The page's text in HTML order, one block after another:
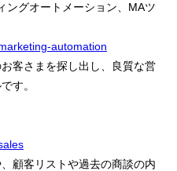
グオートメーション、MAツ
automation
客さまを探し出し、良質な営
す。
顧客リストや過去の商談の内